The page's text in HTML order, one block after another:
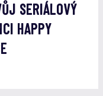
SERIÁLOVÝ
HAPPY